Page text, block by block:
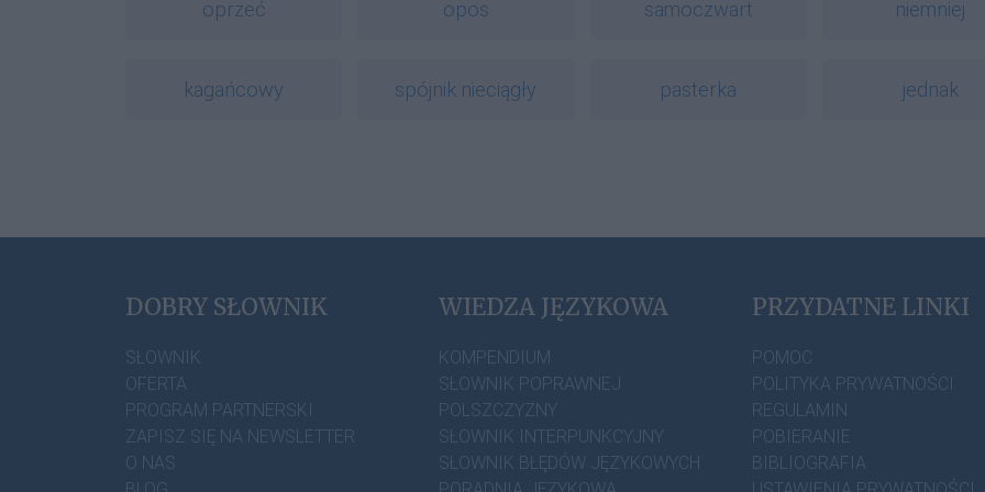
oprzeć opos samoczwart niemniej
kagańcowy spójnik nieciągły pasterka jednak
DOBRY SŁOWNIK
SŁOWNIK
OFERTA
PROGRAM PARTNERSKI
ZAPISZ SIĘ NA NEWSLETTER
O NAS
WIEDZA JĘZYKOWA
KOMPENDIUM
SŁOWNIK POPRAWNEJ
POLSZCZYZNY
SŁOWNIK INTERPUNKCYJNY
SŁOWNIK BŁĘDÓW JĘZYKOWYCH
PRZYDATNE LINKI
POMOC
POLITYKA PRYWATNOŚCI
REGULAMIN
POBIERANIE
BIBLIOGRAFIA